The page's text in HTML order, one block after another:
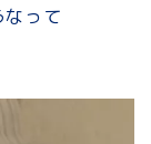
って